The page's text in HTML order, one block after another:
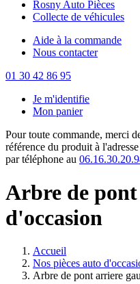
Rosny Auto Pièces
Collecte de véhicules
Aide à la commande
Nous contacter
01 30 42 86 95
Je m'identifie
Mon panier
Pour toute commande, merci
référence du produit à l'adresse
par téléphone au
Arbre de
d'occasion
Accueil
Nos pièces auto
Arbre de pont arriere